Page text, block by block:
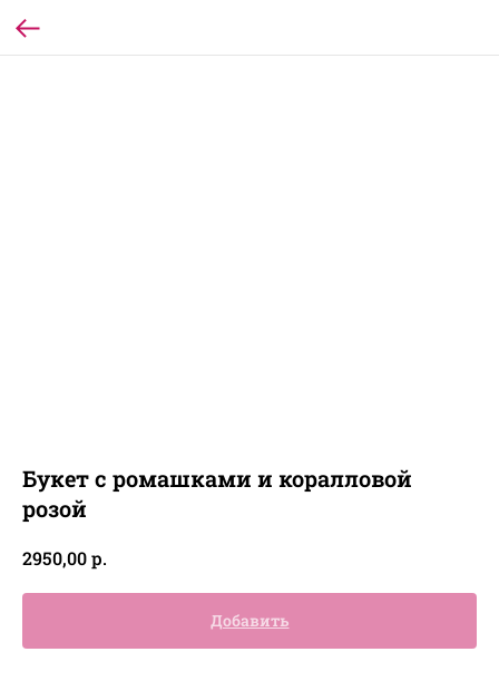
Букет с ромашками и коралловой
розой
2950,00р.
Добавить